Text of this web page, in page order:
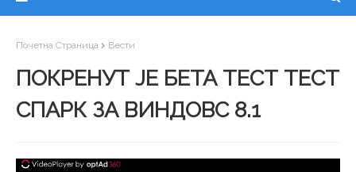
Почетна Страница Вести
ПОКРЕНУТ ЈЕ БЕТА ТЕСТ ТЕСТ
СПАРК ЗА ВИНДОВС 8.1